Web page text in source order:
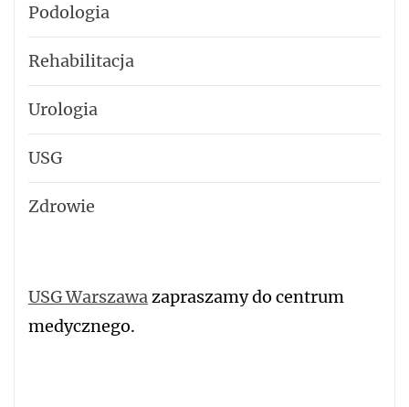
Podologia
Rehabilitacja
Urologia
USG
Zdrowie
USG Warszawazapraszamy do centrum
medycznego.